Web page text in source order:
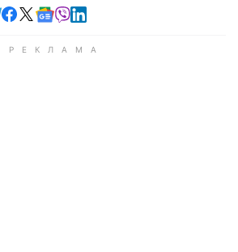
Читайте у Telegram
Читайте у Facebook
Читайте у X
Читайте у Google news
Читайте у Viber
Читайте у LinkedIn